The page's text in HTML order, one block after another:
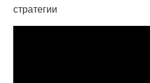
стратегии